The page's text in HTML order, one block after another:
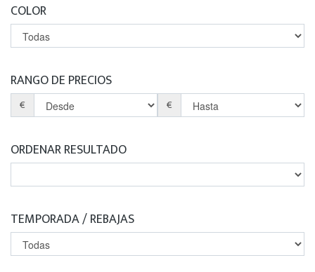
COLOR
RANGO DE PRECIOS
€ €
ORDENAR RESULTADO
TEMPORADA / REBAJAS